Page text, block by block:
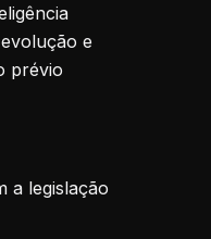
e
prévio
a legislação